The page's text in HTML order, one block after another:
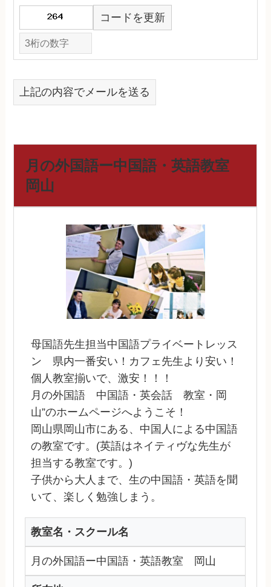
コードを更新
上記の内容でメールを送る
月の外国語ー中国語・英語教室
岡山
母国語先生担当中国語プライベートレッス
ン 県内一番安い！カフェ先生より安い！
個人教室揃いで、激安！！！
月の外国語 中国語・英会話 教室・岡
山”のホームページへようこそ！
岡山県岡山市にある、中国人による中国語
の教室です。(英語はネイティヴな先生が
担当する教室です。)
子供から大人まで、生の中国語・英語を聞
いて、楽しく勉強しまう。
教室名・スクール名
月の外国語ー中国語・英語教室 岡山